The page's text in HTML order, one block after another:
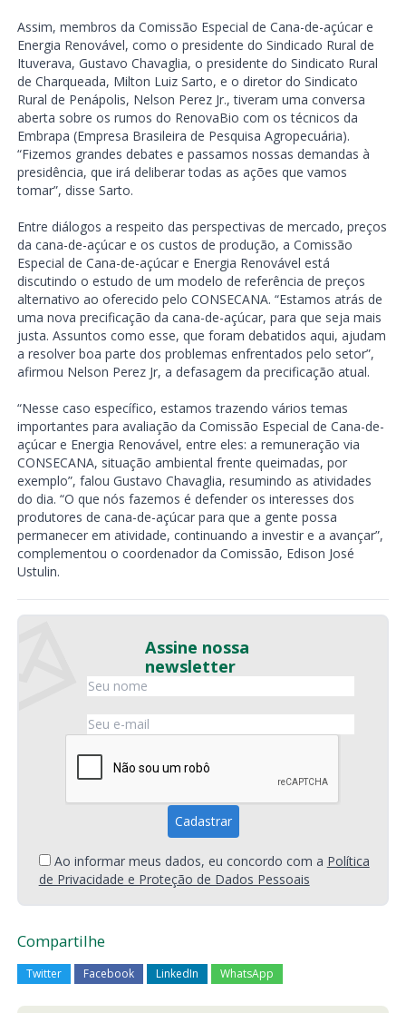
Assim, membros da Comissão Especial de Cana-de-açúcar e
Energia Renovável, como o presidente do Sindicado Rural de
Ituverava, Gustavo Chavaglia, o presidente do Sindicato Rural
de Charqueada, Milton Luiz Sarto, e o diretor do Sindicato
Rural de Penápolis, Nelson Perez Jr., tiveram uma conversa
aberta sobre os rumos do RenovaBio com os técnicos da
Embrapa (Empresa Brasileira de Pesquisa Agropecuária).
“Fizemos grandes debates e passamos nossas demandas à
presidência, que irá deliberar todas as ações que vamos
tomar”, disse Sarto.
Entre diálogos a respeito das perspectivas de mercado, preços
da cana-de-açúcar e os custos de produção, a Comissão
Especial de Cana-de-açúcar e Energia Renovável está
discutindo o estudo de um modelo de referência de preços
alternativo ao oferecido pelo CONSECANA. “Estamos atrás de
uma nova precificação da cana-de-açúcar, para que seja mais
justa. Assuntos como esse, que foram debatidos aqui, ajudam
a resolver boa parte dos problemas enfrentados pelo setor”,
afirmou Nelson Perez Jr, a defasagem da precificação atual.
“Nesse caso específico, estamos trazendo vários temas
importantes para avaliação da Comissão Especial de Cana-de-
açúcar e Energia Renovável, entre eles: a remuneração via
CONSECANA, situação ambiental frente queimadas, por
exemplo”, falou Gustavo Chavaglia, resumindo as atividades
do dia. “O que nós fazemos é defender os interesses dos
produtores de cana-de-açúcar para que a gente possa
permanecer em atividade, continuando a investir e a avançar”,
complementou o coordenador da Comissão, Edison José
Ustulin.
Assine nossa
newsletter
Ao informar meus dados, eu concordo com a Política
de Privacidade e Proteção de Dados Pessoais
Compartilhe
Twitter Facebook LinkedIn WhatsApp